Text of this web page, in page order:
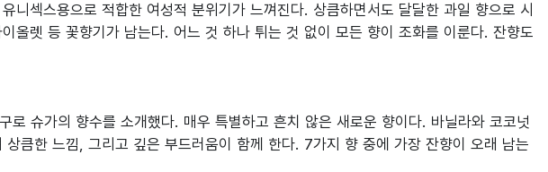
니섹스용으로 적합한 여성적 분위기가 느껴진다. 상큼하면서도 달달한 과일 향으로 시
올렛 등 꽃향기가 남는다. 어느 것 하나 튀는 것 없이 모든 향이 조화를 이룬다. 잔향도
로 슈가의 향수를 소개했다. 매우 특별하고 흔치 않은 새로운 향이다. 바닐라와 코코넛
큼한 느낌, 그리고 깊은 부드러움이 함께 한다. 7가지 향 중에 가장 잔향이 오래 남는